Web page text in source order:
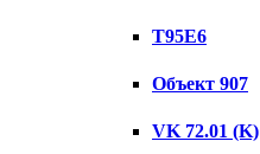
T95E6
Объект 907
VK 72.01 (K)